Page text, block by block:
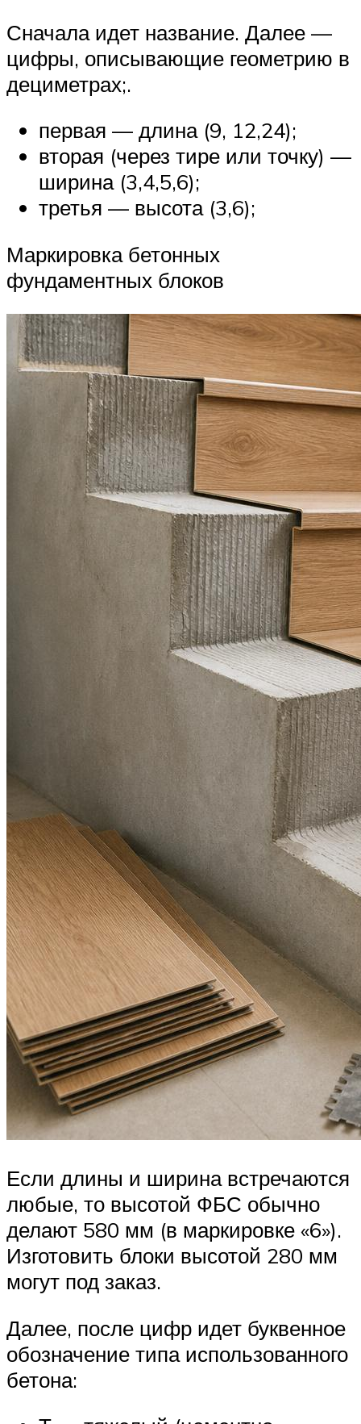
Сначала идет название. Далее —
цифры, описывающие геометрию в
дециметрах;.
первая — длина (9, 12,24);
вторая (через тире или точку) —
ширина (3,4,5,6);
третья — высота (3,6);
Маркировка бетонных
фундаментных блоков
Если длины и ширина встречаются
любые, то высотой ФБС обычно
делают 580 мм (в маркировке «6»).
Изготовить блоки высотой 280 мм
могут под заказ.
Далее, после цифр идет буквенное
обозначение типа использованного
бетона: